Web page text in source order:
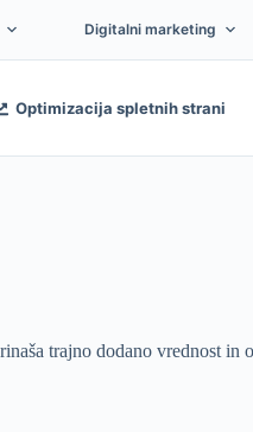
Digitalni marketing
Optimizacija spletnih strani
trajno dodano vrednost in